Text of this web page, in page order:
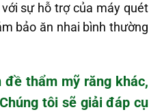
sự hỗ trợ của máy quét
bảo ăn nhai bình thường
thẩm mỹ răng khác,
tôi sẽ giải đáp cụ